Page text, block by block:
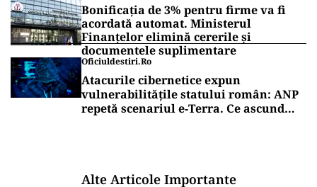
Bonificația de 3% pentru firme va fi
acordată automat. Ministerul
Finanțelor elimină cererile și
documentele suplimentare
Oficiuldestiri.ro
Atacurile cibernetice expun
vulnerabilitățile statului român: ANP
repetă scenariul e‑Terra. Ce ascund
Alte Articole Importante